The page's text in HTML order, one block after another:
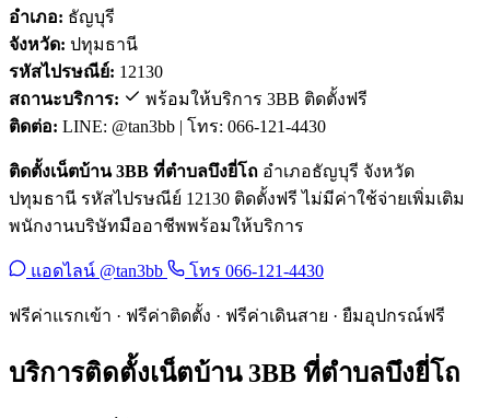
อำเภอ: ธัญบุรี
จังหวัด: ปทุมธานี
รหัสไปรษณีย์: 12130
สถานะบริการ:
พร้อมให้บริการ 3BB ติดตั้งฟรี
ติดต่อ: LINE: @tan3bb | โทร: 066-121-4430
ติดตั้งเน็ตบ้าน 3BB ที่ตำบลบึงยี่โถ อำเภอธัญบุรี จังหวัด
ปทุมธานี รหัสไปรษณีย์ 12130 ติดตั้งฟรี ไม่มีค่าใช้จ่ายเพิ่มเติม
พนักงานบริษัทมืออาชีพพร้อมให้บริการ
แอดไลน์ @tan3bb โทร 066-121-4430
ฟรีค่าแรกเข้า · ฟรีค่าติดตั้ง · ฟรีค่าเดินสาย · ยืมอุปกรณ์ฟรี
บริการติดตั้งเน็ตบ้าน 3BB ที่ตำบลบึงยี่โถ